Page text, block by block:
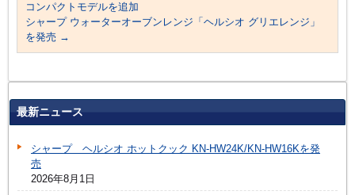
コンパクトモデルを追加
シャープ ウォーターオーブンレンジ「ヘルシオ グリエレンジ」
を発売 →
最新ニュース
シャープ ヘルシオ ホットクック KN-HW24K/KN-HW16Kを発
売
2026年8月1日